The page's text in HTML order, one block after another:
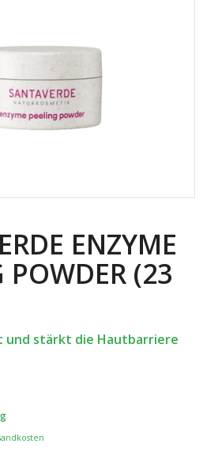
ENZYME
POWDER (23
und stärkt die Hautbarriere
g